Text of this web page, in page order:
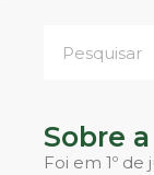
Sobre
Foi em 1º